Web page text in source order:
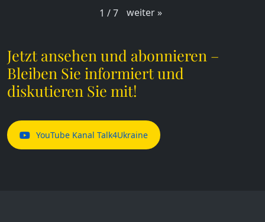
1 /7 weiter»
Jetzt ansehen und abonnieren –
Bleiben Sie informiert und
diskutieren Sie mit!
YouTube Kanal Talk4Ukraine